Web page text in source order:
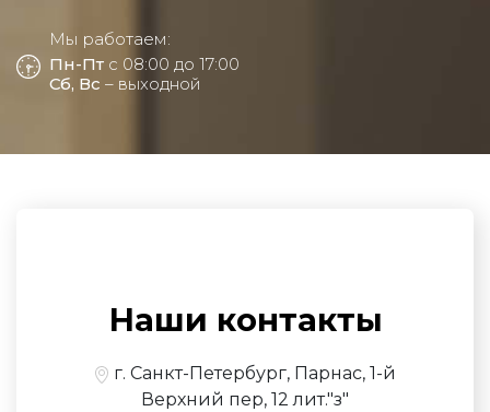
Мы работаем:
Пн-Пт с 08:00 до 17:00
Сб, Вс – выходной
Наши контакты
г. Санкт-Петербург, Парнас, 1-й
Верхний пер, 12 лит."з"